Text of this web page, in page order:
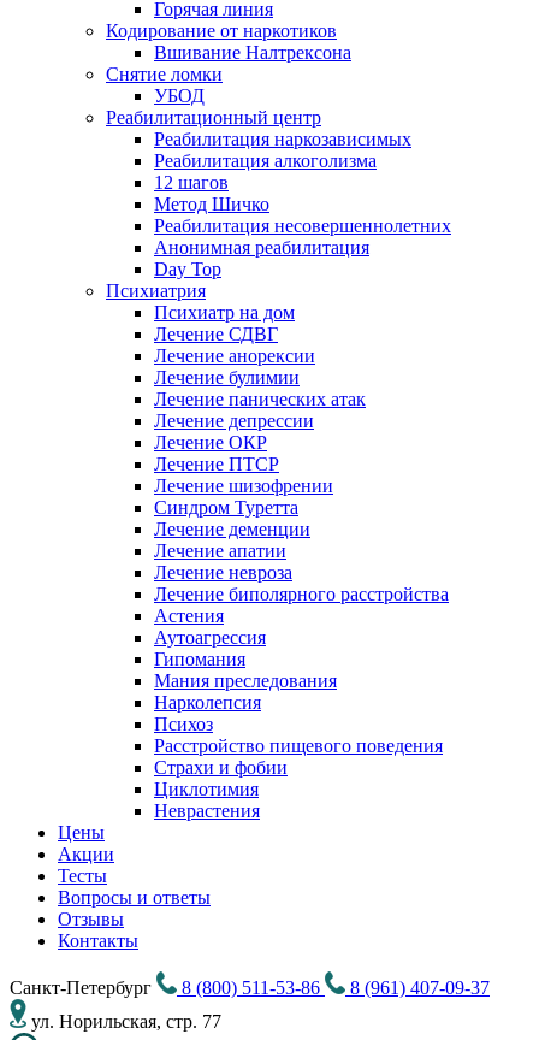
Горячая линия
Кодирование от наркотиков
Вшивание Налтрексона
Снятие ломки
УБОД
Реабилитационный центр
Реабилитация наркозависимых
Реабилитация алкоголизма
12 шагов
Метод Шичко
Реабилитация несовершеннолетних
Анонимная реабилитация
Day Top
Психиатрия
Психиатр на дом
Лечение СДВГ
Лечение анорексии
Лечение булимии
Лечение панических атак
Лечение депрессии
Лечение ОКР
Лечение ПТСР
Лечение шизофрении
Синдром Туретта
Лечение деменции
Лечение апатии
Лечение невроза
Лечение биполярного расстройства
Астения
Аутоагрессия
Гипомания
Мания преследования
Нарколепсия
Психоз
Расстройство пищевого поведения
Cтрахи и фобии
Циклотимия
Неврастения
Цены
Акции
Тесты
Вопросы и ответы
Отзывы
Контакты
Санкт-Петербург 8 (800) 511-53-86
8 (961) 407-09-37
ул. Норильская, стр. 77